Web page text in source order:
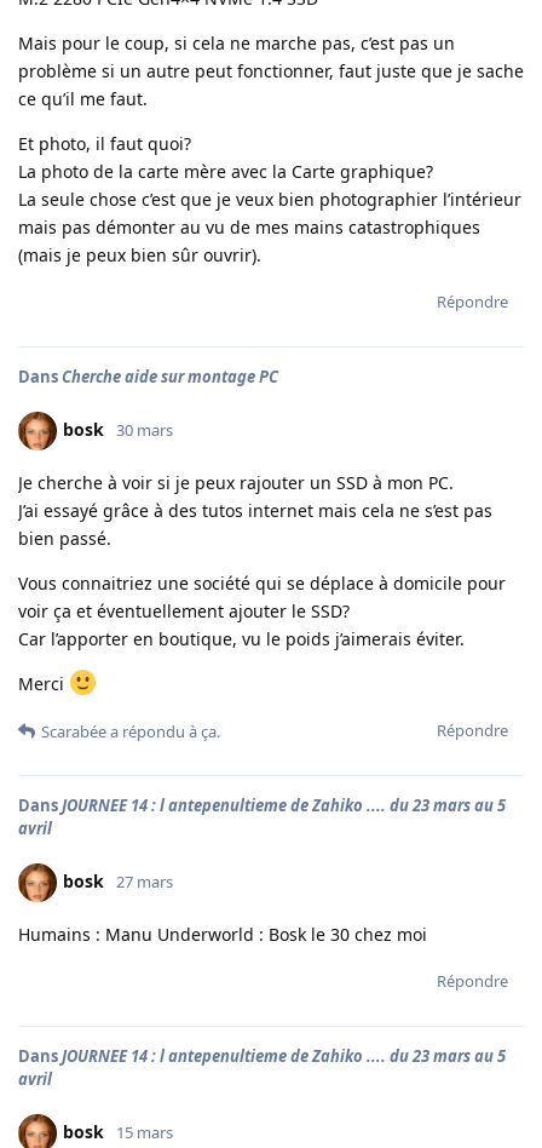
Mais pour le coup, si cela ne marche pas, c’est pas un
problème si un autre peut fonctionner, faut juste que je sache
ce qu’il me faut.
Et photo, il faut quoi?
La photo de la carte mère avec la Carte graphique?
La seule chose c’est que je veux bien photographier l’intérieur
mais pas démonter au vu de mes mains catastrophiques
(mais je peux bien sûr ouvrir).
Répondre
DansCherche aide sur montage PC
bosk 30 mars
Je cherche à voir si je peux rajouter un SSD à mon PC.
J’ai essayé grâce à des tutos internet mais cela ne s’est pas
bien passé.
Vous connaitriez une société qui se déplace à domicile pour
voir ça et éventuellement ajouter le SSD?
Car l’apporter en boutique, vu le poids j’aimerais éviter.
Merci
Répondre
Scarabéea répondu à ça.
DansJOURNEE 14 : l antepenultieme de Zahiko .... du 23 mars au 5
avril
bosk 27 mars
Humains : Manu Underworld : Bosk le 30 chez moi
Répondre
DansJOURNEE 14 : l antepenultieme de Zahiko .... du 23 mars au 5
avril
bosk 15 mars